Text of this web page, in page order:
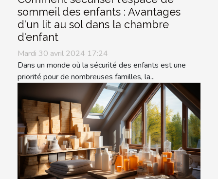
sommeil des enfants : Avantages
d'un lit au sol dans la chambre
d'enfant
Mardi 30 avril 2024 17:24
Dans un monde où la sécurité des enfants est une
priorité pour de nombreuses familles, la...